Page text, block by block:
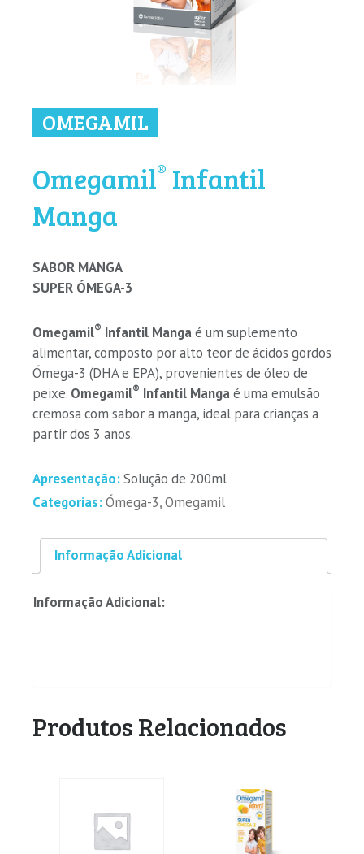
OMEGAMIL
Omegamil® Infantil
Manga
SABOR MANGA
SUPER ÓMEGA-3
Omegamil® Infantil Mangaé um suplemento
alimentar, composto por alto teor de ácidos gordos
Ómega-3 (DHA e EPA), provenientes de óleo de
peixe. Omegamil® Infantil Mangaé uma emulsão
cremosa com sabor a manga, ideal para crianças a
partir dos 3 anos.
Apresentação:Solução de 200ml
Categorias:Ómega-3,Omegamil
Informação Adicional
Informação Adicional:
Produtos Relacionados